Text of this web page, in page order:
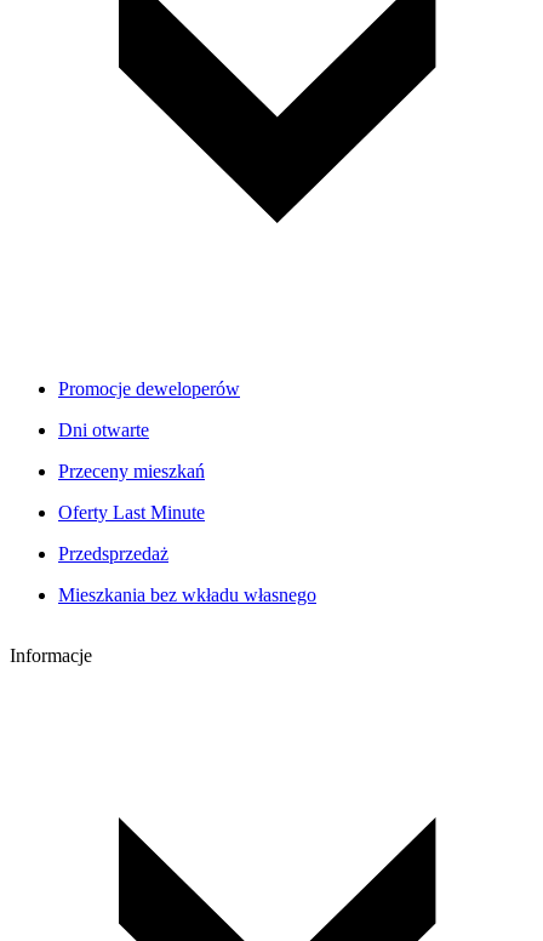
Promocje deweloperów
Dni otwarte
Przeceny mieszkań
Oferty Last Minute
Przedsprzedaż
Mieszkania bez wkładu własnego
Informacje